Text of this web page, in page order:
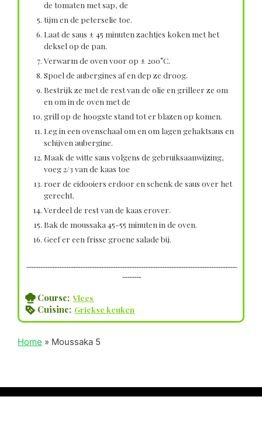
de tomaten met sap, de
tijm en de peterselie toe.
Laat de saus ± 45 minuten zachtjes koken met het
deksel op de pan.
Verwarm de oven voor op ± 200°C.
Spoel de aubergines af en dep ze droog.
Bestrijk ze met de rest van de olie en grilleer ze om
en om in de oven met de
grill op de hoogste stand tot er blazen op komen.
Leg in een ovenschaal om en om lagen gehaktsaus en
schijven aubergine.
Maak de witte saus volgens de gebruiksaanwijzing,
voeg 2/3 van de kaas toe
roer de eidooiers erdoor en schenk de saus over het
gerecht.
Verdeel de rest van de kaas erover.
Bak de moussaka 45-55 minuten in de oven.
Geef er een frisse groene salade bij.
------------------------------------------------------------------------------------------
--------
Course; Vlees
Cuisine; Griekse keuken
Home » Moussaka 5